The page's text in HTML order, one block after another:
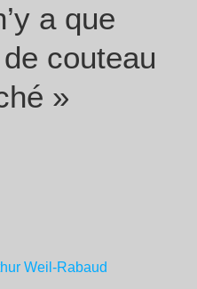
a que
couteau
»
Weil-Rabaud